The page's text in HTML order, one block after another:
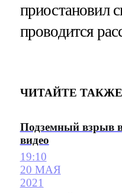
приостановил
проводится
ЧИТАЙТЕ ТАКЖЕ
Подземный взрыв
видео
19:10
20 МАЯ
2021